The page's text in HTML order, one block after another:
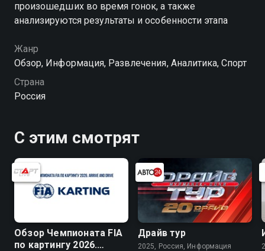
произошедших во время гонок, а также
анализируются результаты и особенности этапа
Жанр
Обзор, Информация, Развлечения, Аналитика, Спорт
Страна
Россия
С этим смотрят
Обзор Чемпионата FIA
по картингу 2026.
Драйв тур
2025, Россия, Информация